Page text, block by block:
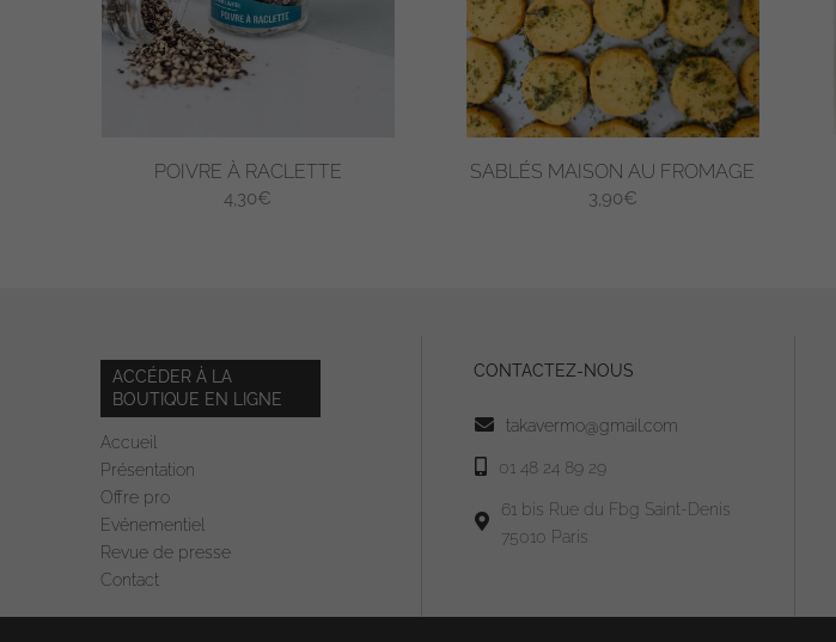
POIVRE À RACLETTE
4,30€
SABLÉS MAISON AU FROMAGE
3,90€
ACCÉDER À LA
BOUTIQUE EN LIGNE
Accueil
Présentation
Offre pro
Evénementiel
Revue de presse
Contact
CONTACTEZ-NOUS
takavermo@gmail.com
01 48 24 89 29
61 bis Rue du Fbg Saint-Denis
75010 Paris